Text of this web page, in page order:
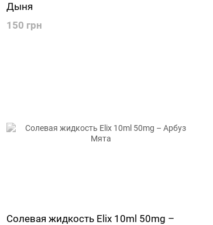
Дыня
150 грн
Солевая жидкость Elix 10ml 50mg –